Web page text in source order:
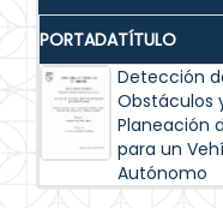
PORTADATÍTULO
Detección
Obstáculos
Planeación
para un
Autónomo